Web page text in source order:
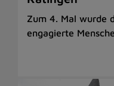
Zum 4. Mal wurde
engagierte